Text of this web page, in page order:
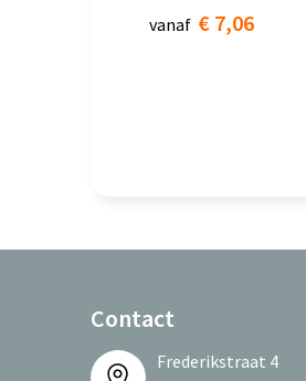
vanaf € 7,06
Contact
Frederikstraat 4